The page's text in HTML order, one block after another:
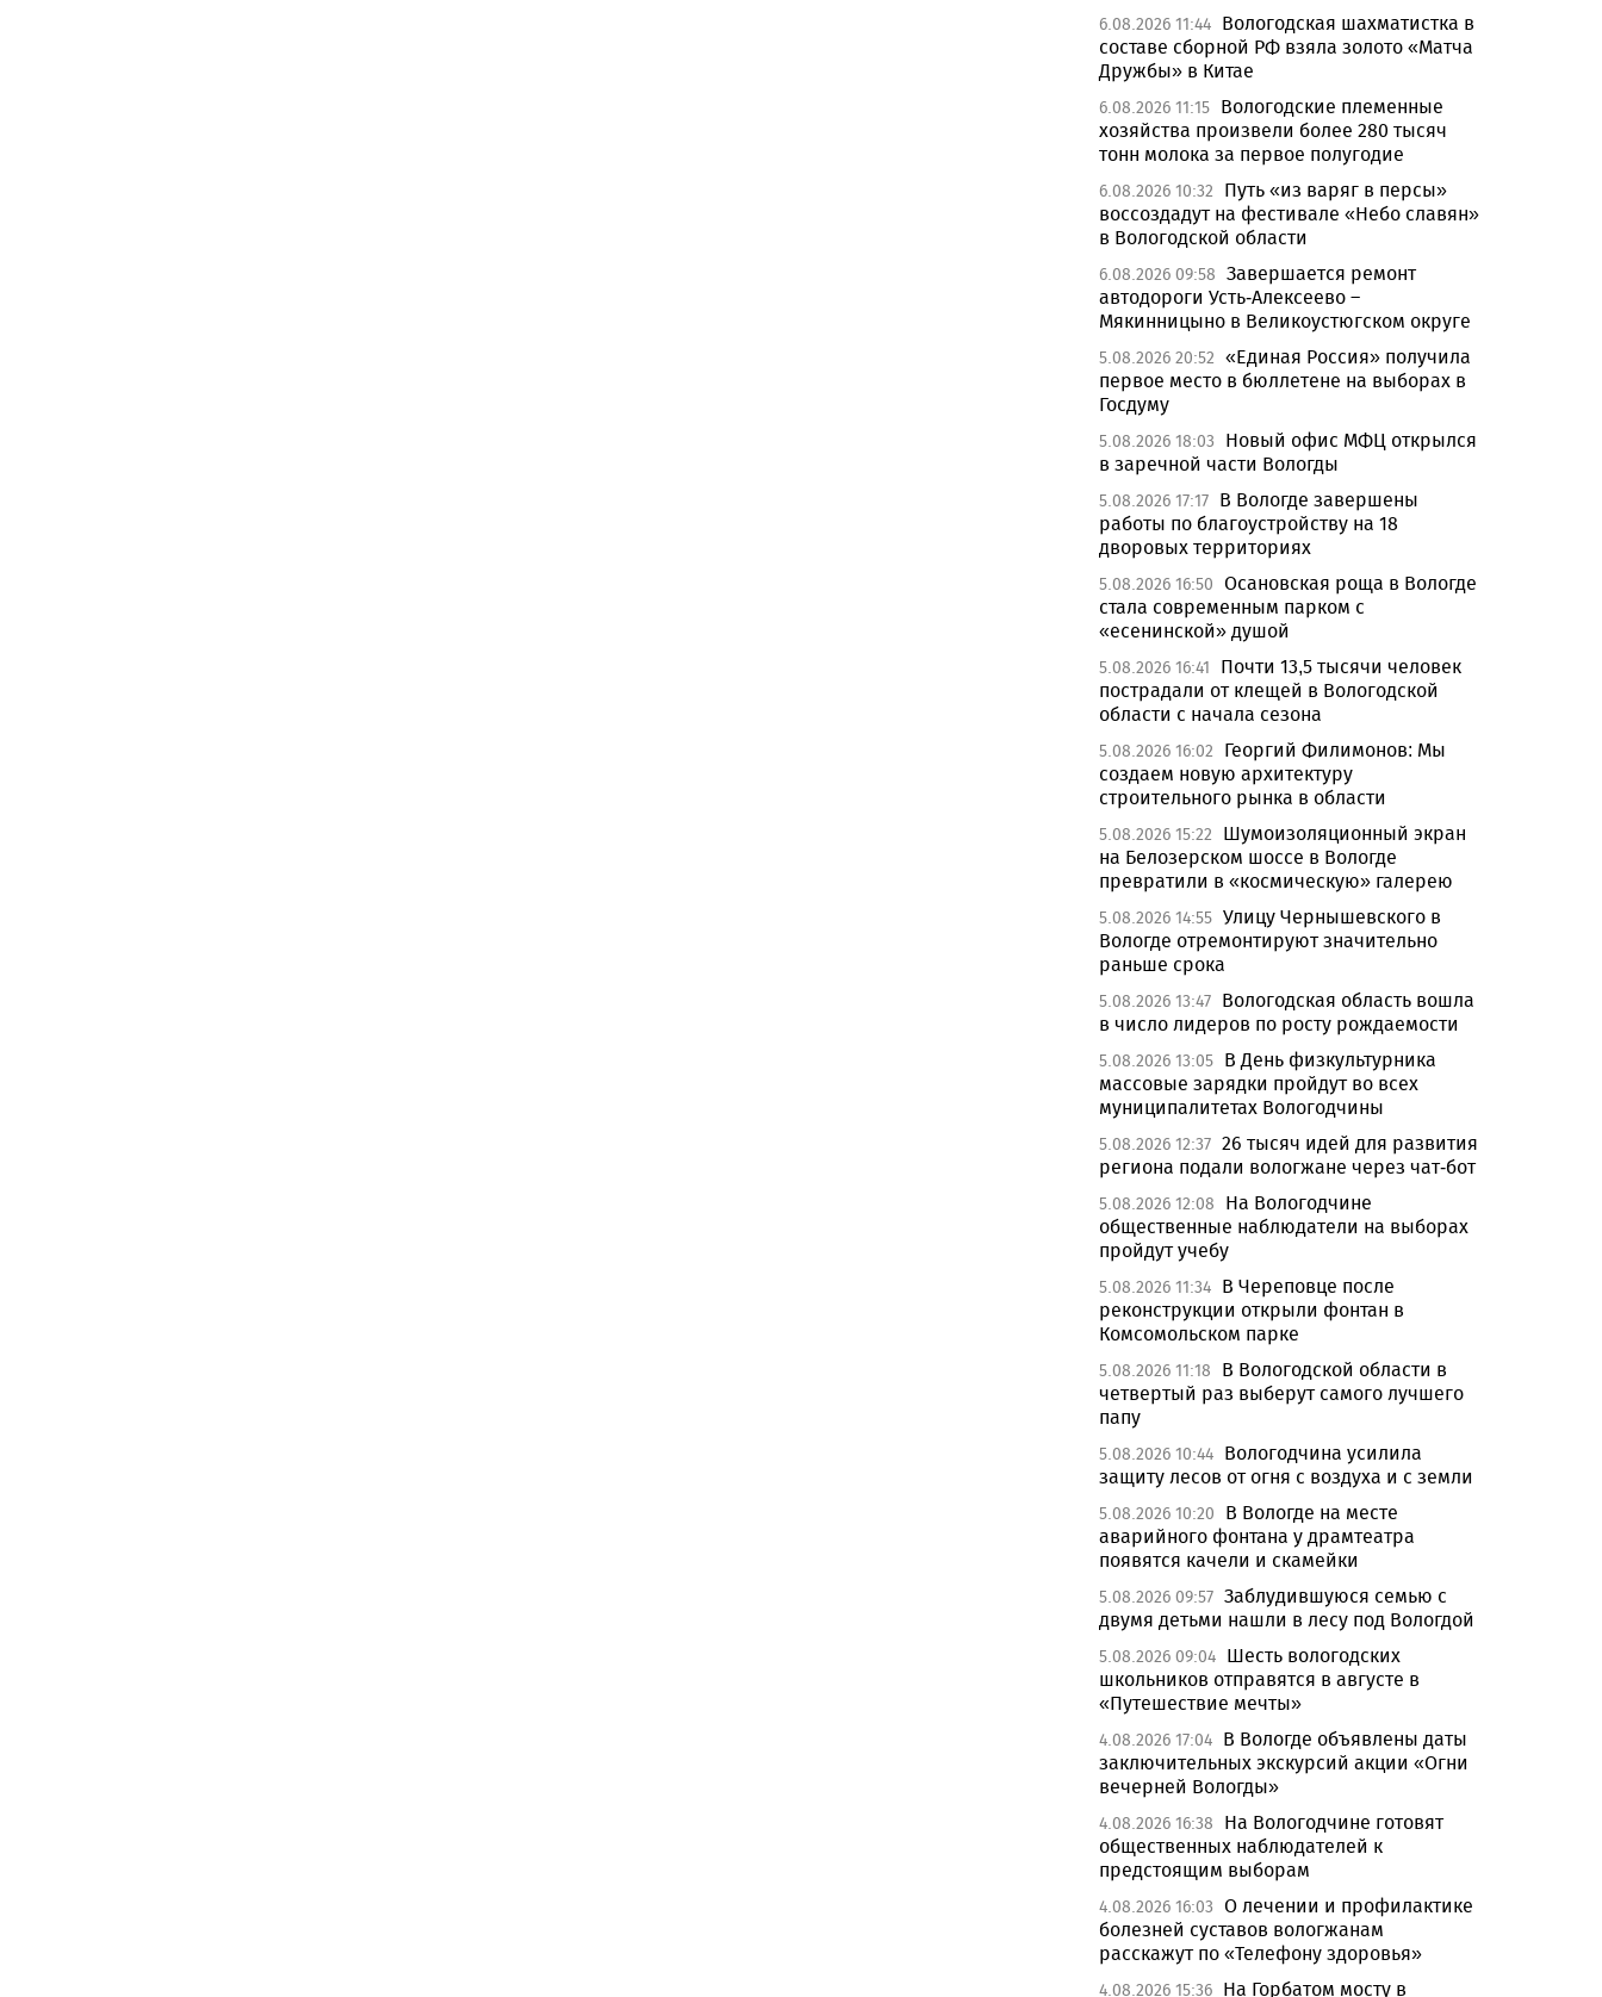
6.08.2026 11:44 Вологодская шахматистка в
составе сборной РФ взяла золото «Матча
Дружбы» в Китае
6.08.2026 11:15 Вологодские племенные
хозяйства произвели более 280 тысяч
тонн молока за первое полугодие
6.08.2026 10:32
Путь «из варяг в персы»
воссоздадут на фестивале «Небо славян»
в Вологодской области
6.08.2026 09:58 Завершается ремонт
автодороги Усть-Алексеево –
Мякинницыно в Великоустюгском округе
5.08.2026 20:52 «Единая Россия» получила
первое место в бюллетене на выборах в
Госдуму
5.08.2026 18:03
Новый офис МФЦ открылся
в заречной части Вологды
5.08.2026 17:17 В Вологде завершены
работы по благоустройству на 18
дворовых территориях
5.08.2026 16:50 Осановская роща в Вологде
стала современным парком с
«есенинской» душой
5.08.2026 16:41
Почти 13,5 тысячи человек
пострадали от клещей в Вологодской
области с начала сезона
5.08.2026 16:02
Георгий Филимонов: Мы
создаем новую архитектуру
строительного рынка в области
5.08.2026 15:22
Шумоизоляционный экран
на Белозерском шоссе в Вологде
превратили в «космическую» галерею
5.08.2026 14:55 Улицу Чернышевского в
Вологде отремонтируют значительно
раньше срока
5.08.2026 13:47 Вологодская область вошла
в число лидеров по росту рождаемости
5.08.2026 13:05 В День физкультурника
массовые зарядки пройдут во всех
муниципалитетах Вологодчины
5.08.2026 12:37 26 тысяч идей для развития
региона подали вологжане через чат-бот
5.08.2026 12:08
На Вологодчине
общественные наблюдатели на выборах
пройдут учебу
5.08.2026 11:34 В Череповце после
реконструкции открыли фонтан в
Комсомольском парке
5.08.2026 11:18
В Вологодской области в
четвертый раз выберут самого лучшего
папу
5.08.2026 10:44 Вологодчина усилила
защиту лесов от огня с воздуха и с земли
5.08.2026 10:20
В Вологде на месте
аварийного фонтана у драмтеатра
появятся качели и скамейки
5.08.2026 09:57 Заблудившуюся семью с
двумя детьми нашли в лесу под Вологдой
5.08.2026 09:04 Шесть вологодских
школьников отправятся в августе в
«Путешествие мечты»
4.08.2026 17:04 В Вологде объявлены даты
заключительных экскурсий акции «Огни
вечерней Вологды»
4.08.2026 16:38
На Вологодчине готовят
общественных наблюдателей к
предстоящим выборам
4.08.2026 16:03 О лечении и профилактике
болезней суставов вологжанам
расскажут по «Телефону здоровья»
4.08.2026 15:36 На Горбатом мосту в